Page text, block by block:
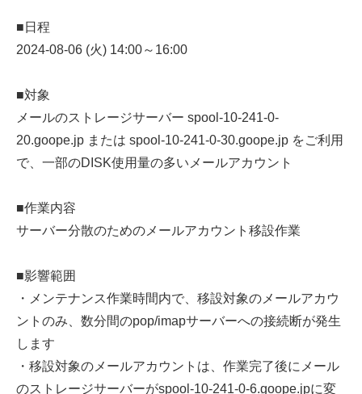
■日程
2024-08-06 (火) 14:00～16:00
■対象
メールのストレージサーバー spool-10-241-0-
20.goope.jp または spool-10-241-0-30.goope.jp をご利用
で、一部のDISK使用量の多いメールアカウント
■作業内容
サーバー分散のためのメールアカウント移設作業
■影響範囲
・メンテナンス作業時間内で、移設対象のメールアカウ
ントのみ、数分間のpop/imapサーバーへの接続断が発生
します
・移設対象のメールアカウントは、作業完了後にメール
のストレージサーバーがspool-10-241-0-6.goope.jpに変